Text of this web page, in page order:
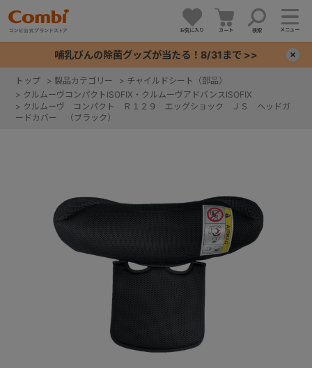
お気に入り カート 検索 メニュー
哺乳びんの除菌グッズが当たる！8/31まで >>
トップ > 製品カテゴリー > チャイルドシート（部品）
> クルムーヴコンパクトISOFIX・クルムーヴアドバンスISOFIX
> クルムーヴ コンパクト Ｒ１２９ エッグショック ＪＳ ヘッドガ
ードカバー （ブラック）